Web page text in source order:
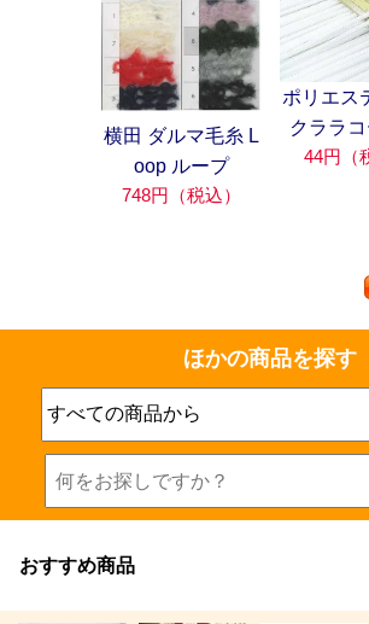
横田 ダルマ毛糸 L
oop ループ
748円（税込）
ポリエス
クララ
44円（
ほかの商品を探す
おすすめ商品